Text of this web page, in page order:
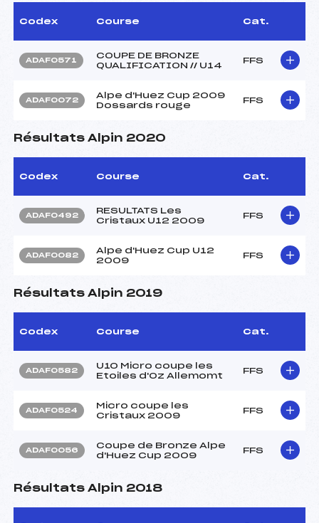
Codex Course Cat.
ADAF0571
COUPE DE BRONZE
QUALIFICATION // U14
FFS
ADAF0072
Alpe d'Huez Cup 2009
Dossards rouge
FFS
Résultats Alpin 2020
Codex Course Cat.
ADAF0492
RESULTATS Les
Cristaux U12 2009
FFS
ADAF0082
Alpe d'Huez Cup U12
2009
FFS
Résultats Alpin 2019
Codex Course Cat.
ADAF0582
U10 Micro coupe les
Etoiles d'Oz Allemomt
FFS
ADAF0524
Micro coupe les
Cristaux 2009
FFS
ADAF0056
Coupe de Bronze Alpe
d'Huez Cup 2009
FFS
Résultats Alpin 2018